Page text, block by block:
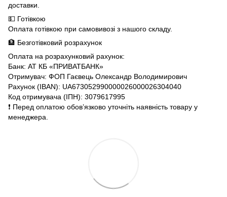
доставки.
💵 Готівкою
Оплата готівкою при самовивозі з нашого складу.
🏦 Безготівковий розрахунок
Оплата на розрахунковий рахунок:
Банк: АТ КБ «ПРИВАТБАНК»
Отримувач: ФОП Гаєвець Олександр Володимирович
Рахунок (IBAN): UA673052990000026000026304040
Код отримувача (ІПН): 3079617995
❗️ Перед оплатою обов’язково уточніть наявність товару у
менеджера.